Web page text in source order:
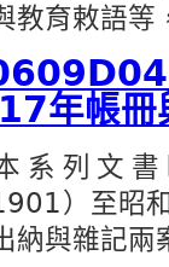
教育敕語
年帳冊
系列文
）至昭
納與雜記